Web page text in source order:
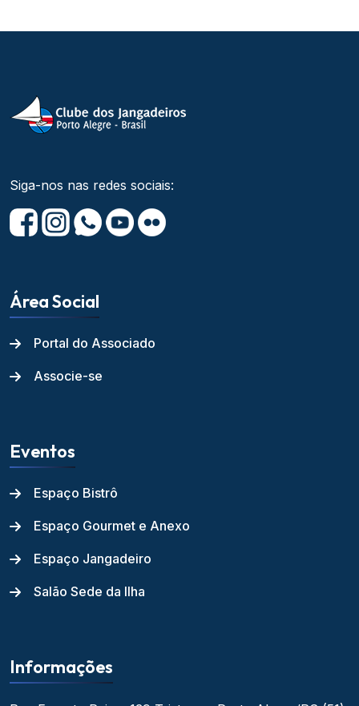
Siga-nos nas redes sociais:
Área Social
Portal do Associado
Associe-se
Eventos
Espaço Bistrô
Espaço Gourmet e Anexo
Espaço Jangadeiro
Salão Sede da Ilha
Informações